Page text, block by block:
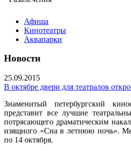
Афиша
Кинотеатры
Аквапарки
Новости
25.09.2015
В октябре двери для театралов
Знаменитый петербургский
представит все лучшие
потрясающего драматическим
изящного «Сна в летнюю ночь».
по 14 октября.